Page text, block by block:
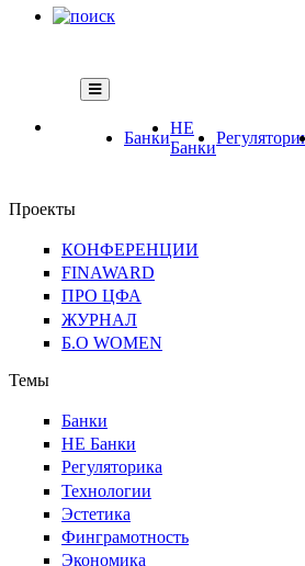
Банки
НЕ
Банки
Проекты
КОНФЕРЕНЦИИ
FINAWARD
ПРО ЦФА
ЖУРНАЛ
Б.О WOMEN
Темы
Банки
НЕ Банки
Регуляторика
Технологии
Эстетика
Финграмотность
Экономика